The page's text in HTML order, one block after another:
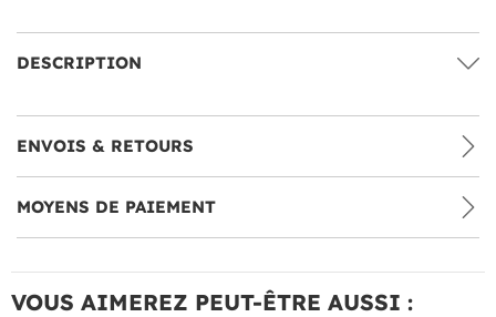
DESCRIPTION
ENVOIS & RETOURS
MOYENS DE PAIEMENT
VOUS AIMEREZ PEUT-ÊTRE AUSSI :